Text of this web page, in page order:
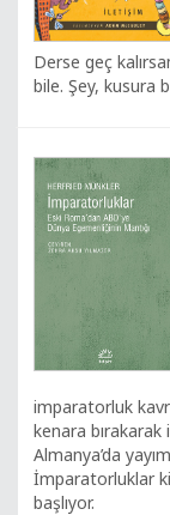
Derse geç
bile. Şey, kusura
imparatorluk
kenara bırakarak
Almanya’da
İmparatorluklar
başlıyor.